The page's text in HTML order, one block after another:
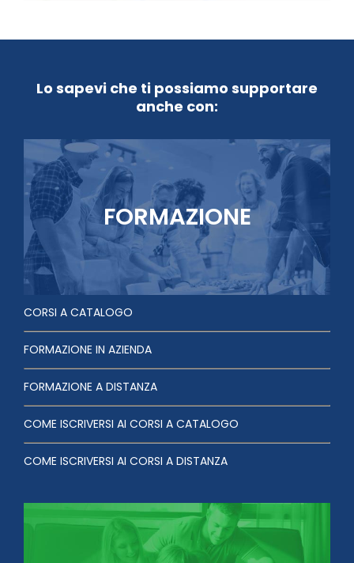
Lo sapevi che ti possiamo supportare
anche con:
FORMAZIONE
CORSI A CATALOGO
FORMAZIONE IN AZIENDA
FORMAZIONE A DISTANZA
COME ISCRIVERSI AI CORSI A CATALOGO
COME ISCRIVERSI AI CORSI A DISTANZA